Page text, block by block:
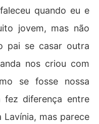
quando eu e
jovem, mas não
pai se casar outra
nos criou com
se fosse nossa
fez diferença entre
Lavínia, mas parece